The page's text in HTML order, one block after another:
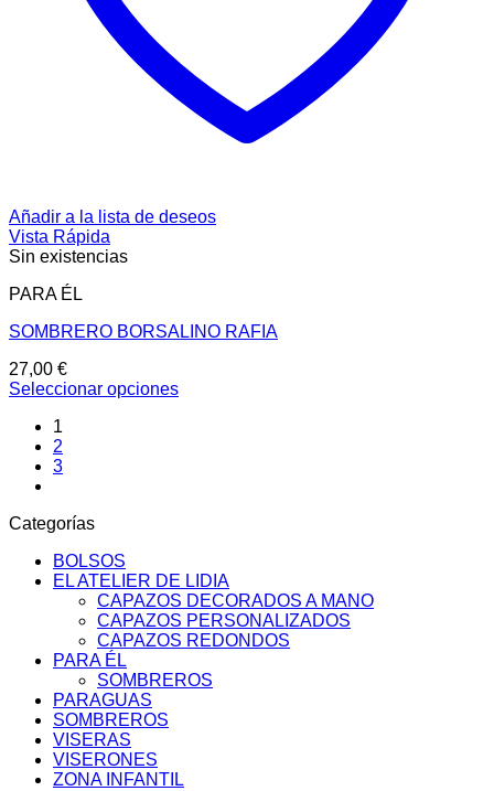
Añadir a la lista de deseos
Vista Rápida
Sin existencias
PARA ÉL
SOMBRERO BORSALINO RAFIA
27,00 €
Seleccionar opciones
producto
tiene
múltiples
variantes.
opciones
pueden
elegir
1
2
3
Categorías
BOLSOS
EL ATELIER DE LIDIA
CAPAZOS DECORADOS A MANO
CAPAZOS PERSONALIZADOS
CAPAZOS REDONDOS
PARA ÉL
SOMBREROS
PARAGUAS
SOMBREROS
VISERAS
VISERONES
ZONA INFANTIL